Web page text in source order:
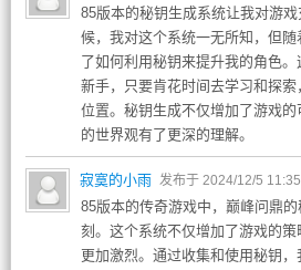
85版本的秘钥生成系统让我对游
候，我对这个系统一无所知，但
了如何利用秘钥来提升我的角色
新手，只要肯花时间去学习和探
位置。秘钥生成不仅增加了游戏
的世界观有了更深的理解。
寂寞的小雨 发布于 2024/12/5
85版本的传奇游戏中，巅峰问鼎
刻。这个系统不仅增加了游戏的
更加激烈。通过收集和使用秘钥